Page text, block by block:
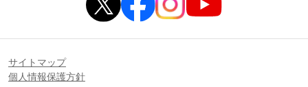
サイトマップ
個人情報保護方針